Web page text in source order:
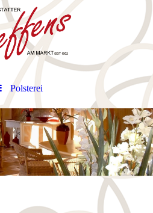
Polsterei